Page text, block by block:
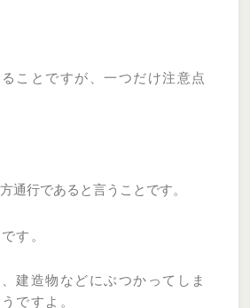
ことですが、一つだけ注意点
通行であると言うことです。
す。
建造物などにぶつかってしま
ですよ。